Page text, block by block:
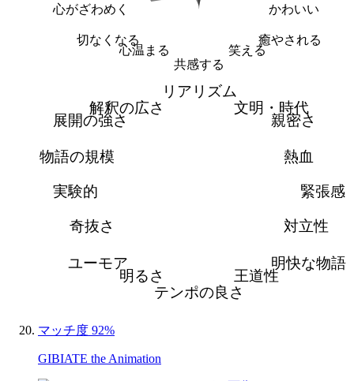
かわいい
癒やされる
笑える
共感する
心温まる
切なくなる
心がざわめく
リアリズム
文明・時代
親密さ
熱血
緊張感
対立性
明快な物語
王道性
テンポの良さ
明るさ
ユーモア
奇抜さ
実験的
物語の規模
展開の強さ
解釈の広さ
マッチ度 92%
GIBIATE the Animation